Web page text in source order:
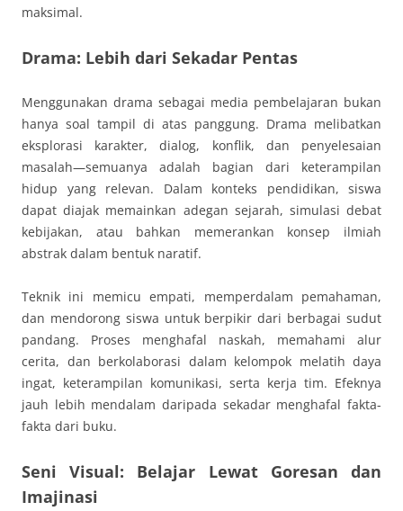
maksimal.
Drama: Lebih dari Sekadar Pentas
Menggunakan drama sebagai media pembelajaran bukan
hanya soal tampil di atas panggung. Drama melibatkan
eksplorasi karakter, dialog, konflik, dan penyelesaian
masalah—semuanya adalah bagian dari keterampilan
hidup yang relevan. Dalam konteks pendidikan, siswa
dapat diajak memainkan adegan sejarah, simulasi debat
kebijakan, atau bahkan memerankan konsep ilmiah
abstrak dalam bentuk naratif.
Teknik ini memicu empati, memperdalam pemahaman,
dan mendorong siswa untuk berpikir dari berbagai sudut
pandang. Proses menghafal naskah, memahami alur
cerita, dan berkolaborasi dalam kelompok melatih daya
ingat, keterampilan komunikasi, serta kerja tim. Efeknya
jauh lebih mendalam daripada sekadar menghafal fakta-
fakta dari buku.
Seni Visual: Belajar Lewat Goresan dan
Imajinasi